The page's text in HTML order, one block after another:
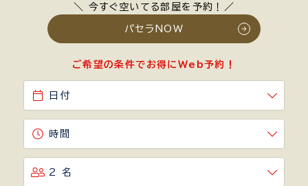
＼ 今すぐ空いてる部屋を予約！／
パセラNOW
ご希望の条件でお得にWeb予約！
日付
時間
2 名